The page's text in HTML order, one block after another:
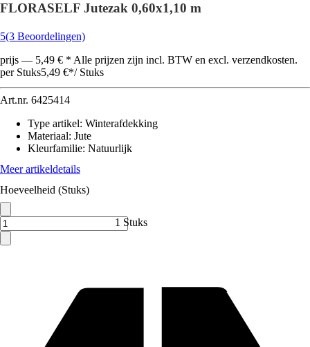
FLORASELF Jutezak 0,60x1,10 m
5(3 Beoordelingen)
prijs — 5,49 € * Alle prijzen zijn incl. BTW en excl. verzendkosten.
per Stuks5,49 €*/ Stuks
Art.nr. 6425414
Type artikel: Winterafdekking
Materiaal: Jute
Kleurfamilie: Natuurlijk
Meer artikeldetails
Hoeveelheid (Stuks)
1 Stuks